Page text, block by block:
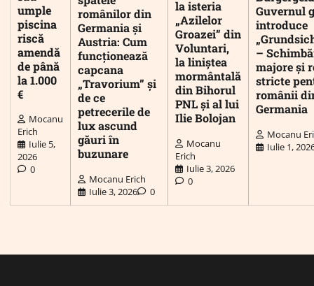
umple
piscina
riscă
amendă
de până
la 1.000
€
Mocanu
Erich
Iulie 5,
2026
0
românilor din
Germania și
Austria: Cum
funcționează
capcana
„Travorium” și
de ce
petrecerile de
lux ascund
găuri în
buzunare
Mocanu Erich
Iulie 3, 2026
0
la isteria
„Azilelor
Groazei” din
Voluntari,
la liniștea
mormântală
din Bihorul
PNL și al lui
Ilie Bolojan
Mocanu
Erich
Iulie 3, 2026
0
Guvernul
introduce
–
majore și
stricte
românii
Germania
Mocanu
Iulie 1,